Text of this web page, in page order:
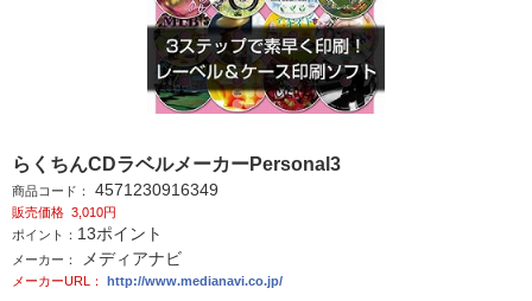
らくちんCDラベルメーカーPersonal3
商品コード： 4571230916349
販売価格 3,010円
ポイント： 13ポイント
メーカー： メディアナビ
メーカーURL： http://www.medianavi.co.jp/